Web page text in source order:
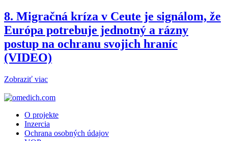
8. Migračná kríza v Ceute je signálom, že
Európa potrebuje jednotný a rázny
postup na ochranu svojich hraníc
(VIDEO)
Zobraziť viac
O projekte
Inzercia
Ochrana osobných údajov